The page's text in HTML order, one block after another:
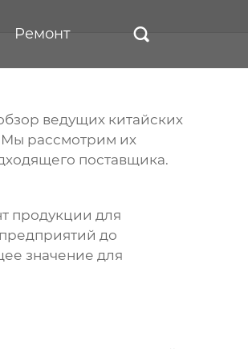
Ремонт 
ведущих китайских
рассмотрим их
поставщика.
продукции для
до
значение для